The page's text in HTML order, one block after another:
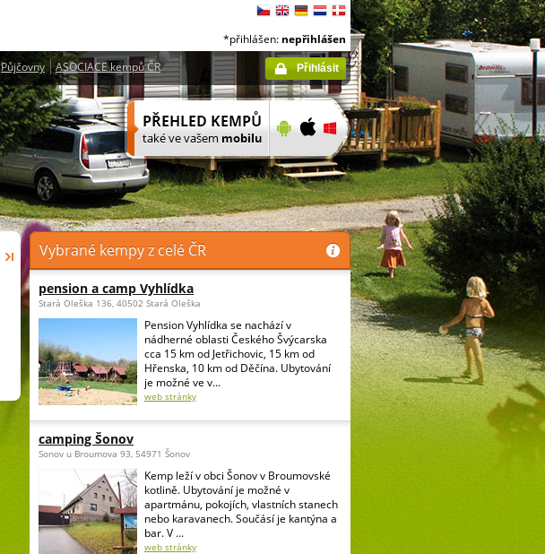
Půjčovny ASOCIACE kempů ČR
*přihlášen: nepřihlášen
Přihlásit
Vybrané kempy z celé ČR
pension a camp Vyhlídka
Stará Oleška 136, 40502 Stará Oleška
Pension Vyhlídka se nachází v
nádherné oblasti Českého Švýcarska
cca 15 km od Jetřichovic, 15 km od
Hřenska, 10 km od Děčína. Ubytování
je možné ve v...
web stránky
camping Šonov
Sonov u Broumova 93, 54971 Šonov
Kemp leží v obci Šonov v Broumovské
kotlině. Ubytování je možné v
apartmánu, pokojích, vlastních stanech
nebo karavanech. Součásí je kantýna a
bar. V ...
web stránky